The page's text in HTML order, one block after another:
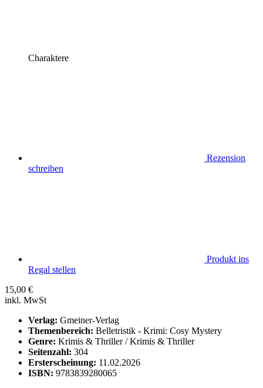
Charaktere
Rezension
schreiben
Produkt ins
Regal stellen
15,00 €
inkl. MwSt
Verlag: Gmeiner-Verlag
Themenbereich: Belletristik - Krimi: Cosy Mystery
Genre: Krimis & Thriller / Krimis & Thriller
Seitenzahl: 304
Ersterscheinung: 11.02.2026
ISBN: 9783839280065